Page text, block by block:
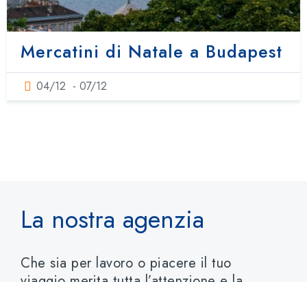
Mercatini di Natale a Budapest
04/12 - 07/12
La nostra agenzia
Che sia per lavoro o piacere il tuo